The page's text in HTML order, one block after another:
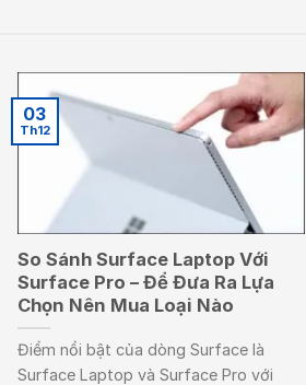
So Sánh Surface Laptop Với
Surface Pro – Để Đưa Ra Lựa
Chọn Nên Mua Loại Nào
Điểm nổi bật của dòng Surface là
Surface Laptop và Surface Pro với
03
Th12